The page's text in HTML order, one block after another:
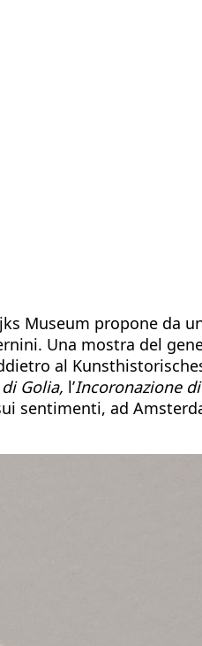
Museum propone da
Una mostra del
al
Golia, l’Incoronazione
sentimenti, ad